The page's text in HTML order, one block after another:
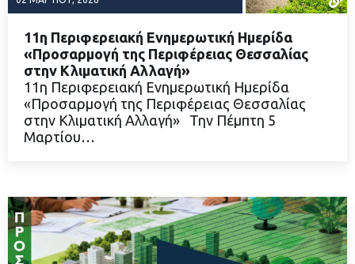
ΔΙΑΒΑΣΤΕ ΠΕΡΙΣΣΟΤΕΡΑ
11η Περιφερειακή Ενημερωτική Ημερίδα
«Προσαρμογή της Περιφέρειας Θεσσαλίας
στην Κλιματική Αλλαγή»
11η Περιφερειακή Ενημερωτική Ημερίδα
«Προσαρμογή της Περιφέρειας Θεσσαλίας
στην Κλιματική Αλλαγή» Την Πέμπτη 5
Μαρτίου…